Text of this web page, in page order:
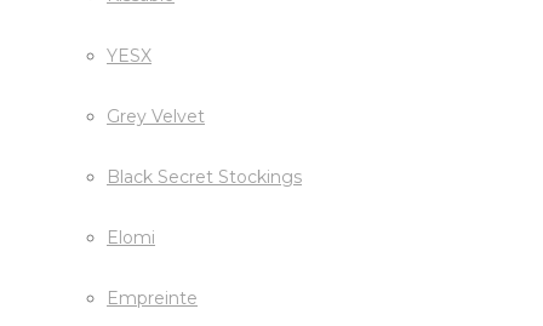
YESX
Grey Velvet
Black Secret Stockings
Elomi
Empreinte